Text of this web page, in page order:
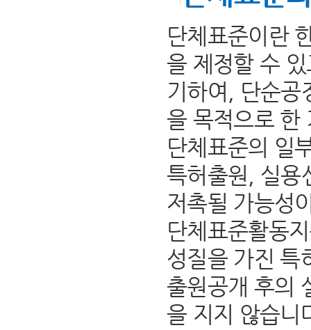
단체표준이란
을 제정할 수
기하여, 단순공
을 목적으로 한
단체표준의 일
특허출원, 실용
저촉될 가능성
단체표준활동
성질을 가진 특
출원공개 후의
을 지지 않습니